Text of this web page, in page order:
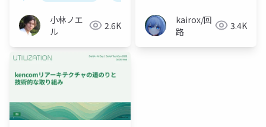
小林ノエ
ル
2.6K
kairox/回
路
3.4K